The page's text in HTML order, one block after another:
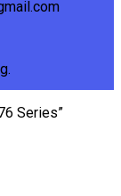
Series”